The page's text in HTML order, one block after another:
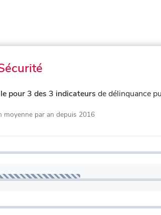
pour 3 des 3 indicateurs de délinquance
moyenne par an depuis 2016